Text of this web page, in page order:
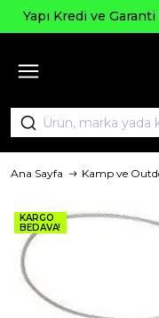
Yapı Kredi ve
Ana Sayfa Kamp ve
KARGO
BEDAVA!